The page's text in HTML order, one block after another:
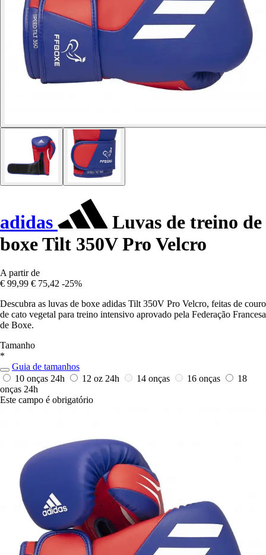
adidas
Luvas de treino de
boxe Tilt 350V Pro Velcro
A partir de
€ 99,99 € 75,42 -25%
Descubra as luvas de boxe adidas Tilt 350V Pro Velcro, feitas de couro
de cato vegetal para treino intensivo aprovado pela Federação Francesa
de Boxe.
Tamanho
*
Guia de tamanhos
10 onças 24h 12 oz 24h 14 onças 16 onças
18
onças 24h
Este campo é obrigatório